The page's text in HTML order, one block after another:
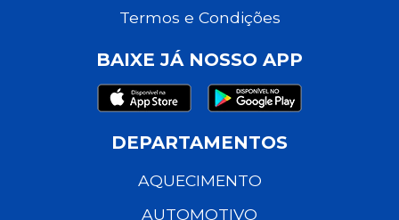
Termos e Condições
BAIXE JÁ NOSSO APP
DEPARTAMENTOS
AQUECIMENTO
AUTOMOTIVO